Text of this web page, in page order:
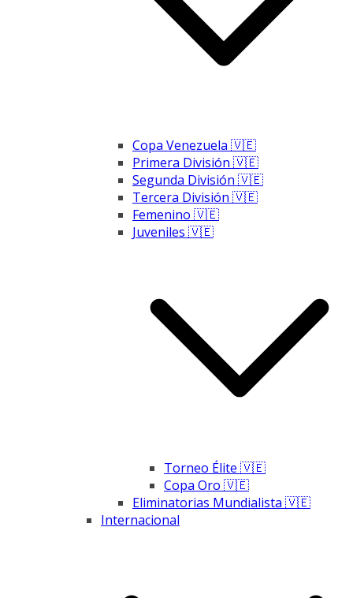
Copa Venezuela 🇻🇪
Primera División 🇻🇪
Segunda División 🇻🇪
Tercera División 🇻🇪
Femenino 🇻🇪
Juveniles 🇻🇪
Torneo Élite 🇻🇪
Copa Oro 🇻🇪
Eliminatorias Mundialista 🇻🇪
Internacional